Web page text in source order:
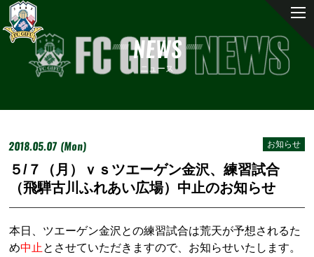
NEWS
ニュース
2018.05.07 (Mon) お知らせ
５/７（月）ｖｓツエーゲン金沢、練習試合
（飛騨古川ふれあい広場）中止のお知らせ
本日、ツエーゲン金沢との練習試合は荒天が予想されるた
め中止 とさせていただきますので、お知らせいたします。